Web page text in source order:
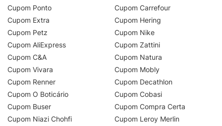
Cupom Ponto
Cupom Extra
Cupom Petz
Cupom AliExpress
Cupom C&A
Cupom Vivara
Cupom Renner
Cupom O Boticário
Cupom Buser
Cupom Niazi Chohfi
Cupom Carrefour
Cupom Hering
Cupom Nike
Cupom Zattini
Cupom Natura
Cupom Mobly
Cupom Decathlon
Cupom Cobasi
Cupom Compra Certa
Cupom Leroy Merlin